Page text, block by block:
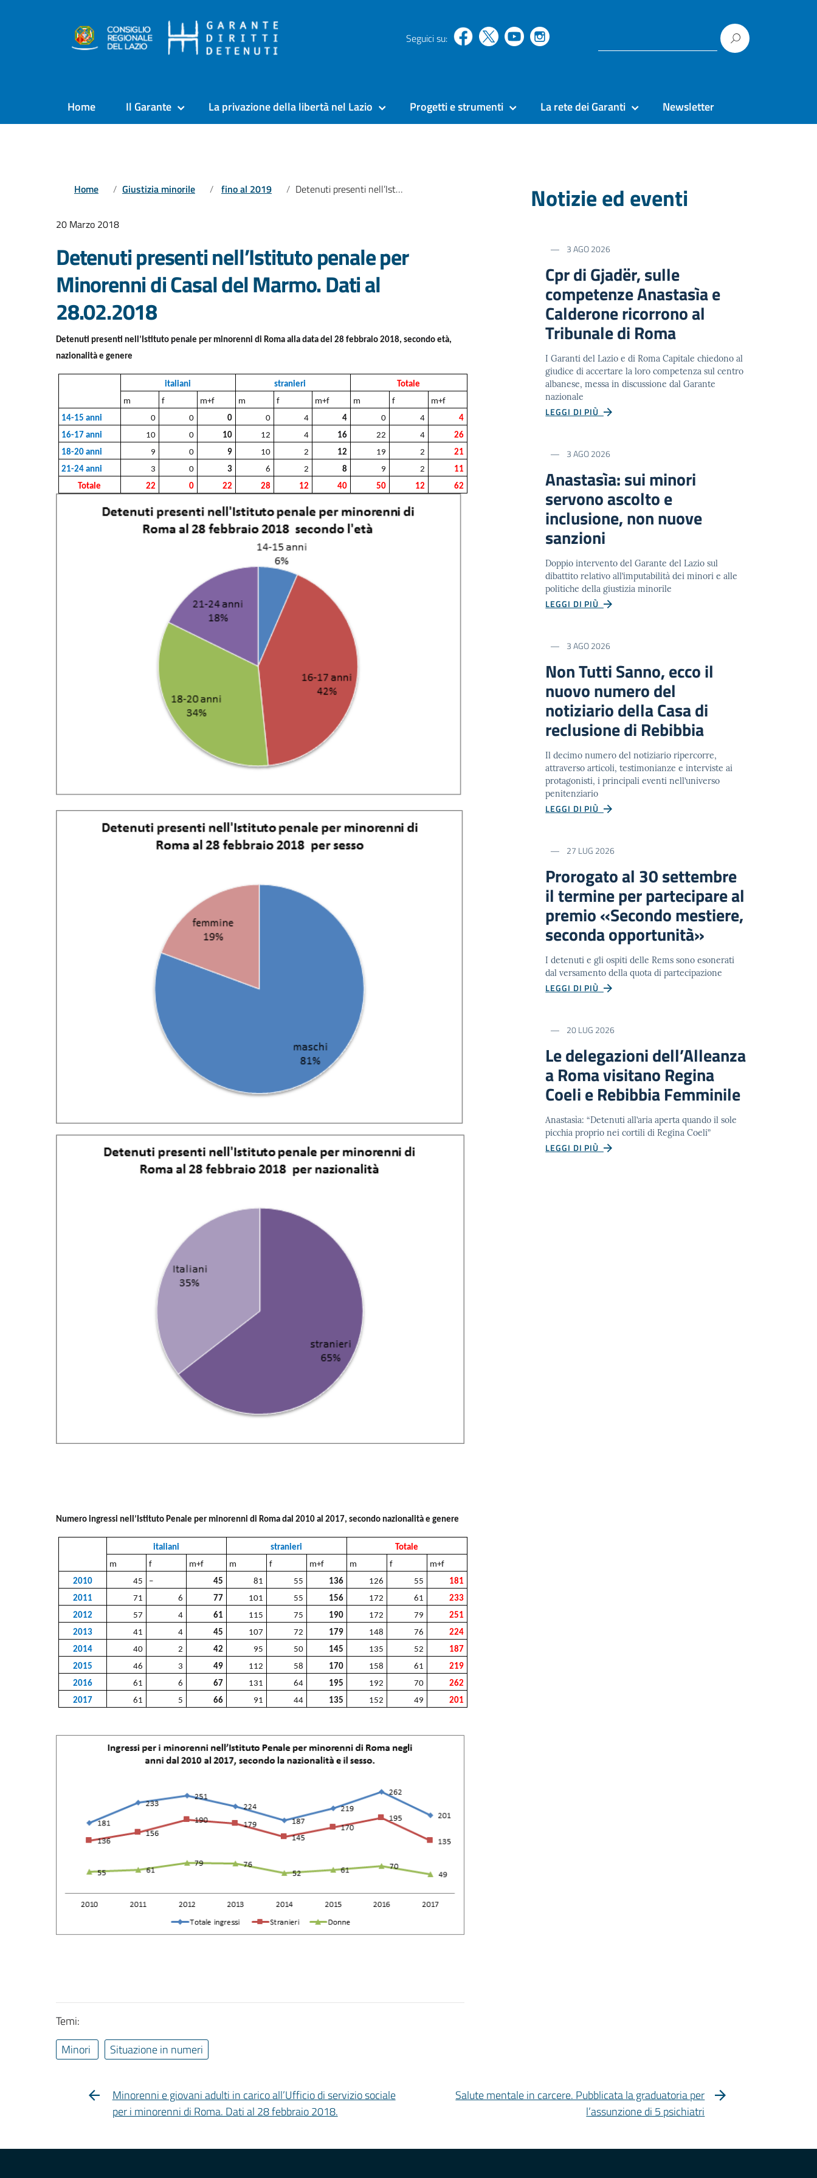
Seguici su:
Home Il Garante La privazione della libertà nel Lazio Progetti e strumenti La rete dei Garanti Newsletter
Home Giustizia minorile fino al 2019 Detenuti presenti nell’Istituto penale per Minorenni di Casal del Marmo. Dati al 28.02.2018
20 Marzo 2018
Detenuti presenti nell’Istituto penale per
Minorenni di Casal del Marmo. Dati al
28.02.2018
Detenuti presenti nell’Istituto penale per minorenni di Roma alla data del 28 febbraio 2018, secondo età,
nazionalità e genere
italiani stranieri
Totale
m
f m+f m f m+f m f
m+f
14-15 anni
0 0 0 0 4 4 0 4
4
16-17 anni
10 0 10 12 4 16 22 4
26
18-20 anni
9 0 9 10 2 12 19 2
21
21-24 anni
3 0 3 6 2 8 9 2
11
Totale
22 0 22 28 12 40 50 12 62
Numero ingressi nell’Istituto Penale per minorenni di Roma dal 2010 al 2017, secondo nazionalità e genere
italiani stranieri
Totale
m
f m+f m f m+f m f
m+f
2010
45 – 45 81 55 136 126 55
181
2011
71 6 77 101 55 156 172 61
233
2012
57 4 61 115 75 190 172 79
251
2013
41 4 45 107 72 179 148 76
224
2014
40 2 42 95 50 145 135 52
187
2015
46 3 49 112 58 170 158 61
219
2016
61 6 67 131 64 195 192 70
262
2017
61 5 66 91 44 135 152 49 201
Temi:
Minori
Situazione in numeri
Notizie ed eventi
3 AGO 2026
Cpr di Gjadër, sulle
competenze Anastasìa e
Calderone ricorrono al
Tribunale di Roma
I Garanti del Lazio e di Roma Capitale chiedono al
giudice di accertare la loro competenza sul centro
albanese, messa in discussione dal Garante
nazionale
LEGGI DI PIÙ
3 AGO 2026
Anastasìa: sui minori
servono ascolto e
inclusione, non nuove
sanzioni
Doppio intervento del Garante del Lazio sul
dibattito relativo all’imputabilità dei minori e alle
politiche della giustizia minorile
LEGGI DI PIÙ
3 AGO 2026
Non Tutti Sanno, ecco il
nuovo numero del
notiziario della Casa di
reclusione di Rebibbia
Il decimo numero del notiziario ripercorre,
attraverso articoli, testimonianze e interviste ai
protagonisti, i principali eventi nell’universo
penitenziario
LEGGI DI PIÙ
27 LUG 2026
Prorogato al 30 settembre
il termine per partecipare al
premio «Secondo mestiere,
seconda opportunità»
I detenuti e gli ospiti delle Rems sono esonerati
dal versamento della quota di partecipazione
LEGGI DI PIÙ
20 LUG 2026
Le delegazioni dell’Alleanza
a Roma visitano Regina
Coeli e Rebibbia Femminile
Anastasìa: “Detenuti all’aria aperta quando il sole
picchia proprio nei cortili di Regina Coeli”
LEGGI DI PIÙ
Minorenni e giovani adulti in carico all’Ufficio di servizio sociale
per i minorenni di Roma. Dati al 28 febbraio 2018.
Salute mentale in carcere. Pubblicata la graduatoria per
l’assunzione di 5 psichiatri